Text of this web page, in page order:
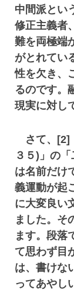
中間派とい
修正主義者
難を両極端
がとれてい
性を欠き、
るのです。
現実に対し
さて、[2]
３５)」の
は名前だけ
義運動が起
に大変良い
ました。そ
ます。段落
て思わず目
は、書けな
ってあやし